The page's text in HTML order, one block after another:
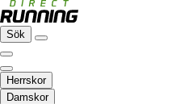
Sök
Herrskor
Damskor